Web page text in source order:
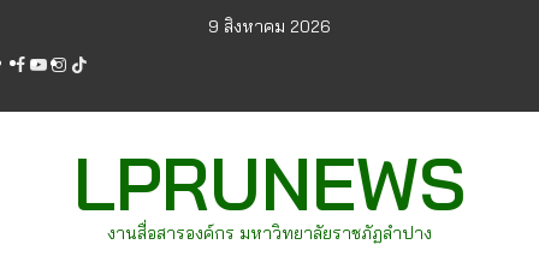
content
9 สิงหาคม 2026
facebook
youtube
instagram
tiktok
LPRUNEWS
งานสื่อสารองค์กร มหาวิทยาลัยราชภัฏลำปาง